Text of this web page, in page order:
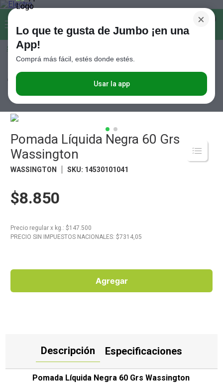
Seleccioná el método de entrega
×
Lo que te gusta de Jumbo ¡en una
App!
Comprá más fácil, estés donde estés.
Usar la app
Limpieza Calzado Pomadas Para Calzado
Pomada Líquida Negra
60 Grs Wassington
Pomada Líquida Negra 60 Grs
Wassington
WASSINGTON SKU: 14530101041
$8.850
Precio regular x kg.: $147.500
PRECIO SIN IMPUESTOS NACIONALES: $7314,05
Agregar
Descripción Especificaciones
Pomada Líquida Negra 60 Grs Wassington
Términos más buscados
.
Valijas
Cerveza
Galletitas
Yerba
Juguetes
. Carne